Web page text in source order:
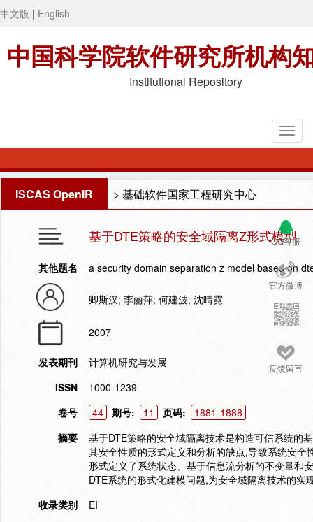
中文版 | English
中国科学院软件研究所机构
Institutional Repository
ISCAS OpenIR > 基础软件国家工程研究中心
QQ客服
官方微博
反馈留言
基于DTE策略的安全域隔离Z形式模型
其他题名 a security domain separation z model based on
卿斯汉; 李丽萍; 何建波; 沈晴霓
2007
发表期刊
计算机研究与发展
ISSN
1000-1239
卷号
44 期号: 11 页码:
1881-1888
摘要
基于DTE策略的安全域隔离技术是构造可信系统的
其安全性质的形式定义和分析的缺点,导致系统安
形式定义了系统状态、基于信息流分析的不变量和
DTE系统的形式化建模问题,为安全域隔离技术的实
收录类别
EI